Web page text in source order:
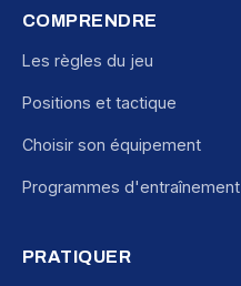
COMPRENDRE
Les règles du jeu
Positions et tactique
Choisir son équipement
Programmes d'entraînement
PRATIQUER